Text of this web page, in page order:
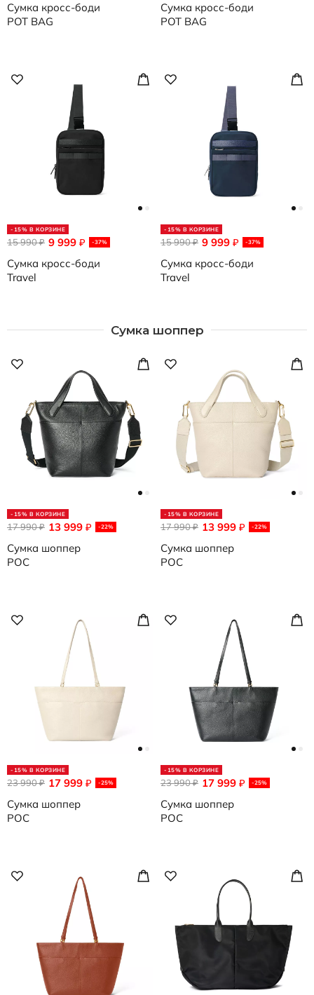
Сумка кросс-боди
POT BAG
Сумка кросс-боди
POT BAG
-15% В КОРЗИНЕ
9 999 ₽ -37%
15 990₽
Сумка кросс-боди
Travel
-15% В КОРЗИНЕ
9 999 ₽ -37%
15 990₽
Сумка кросс-боди
Travel
Сумка шоппер
-15% В КОРЗИНЕ
13 999 ₽ -22%
17 990₽
Сумка шоппер
POC
-15% В КОРЗИНЕ
13 999 ₽ -22%
17 990₽
Сумка шоппер
POC
-15% В КОРЗИНЕ
17 999 ₽ -25%
23 990₽
Сумка шоппер
POC
-15% В КОРЗИНЕ
17 999 ₽ -25%
23 990₽
Сумка шоппер
POC